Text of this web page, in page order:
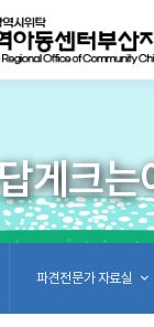
게크는
파견전문가 자료실